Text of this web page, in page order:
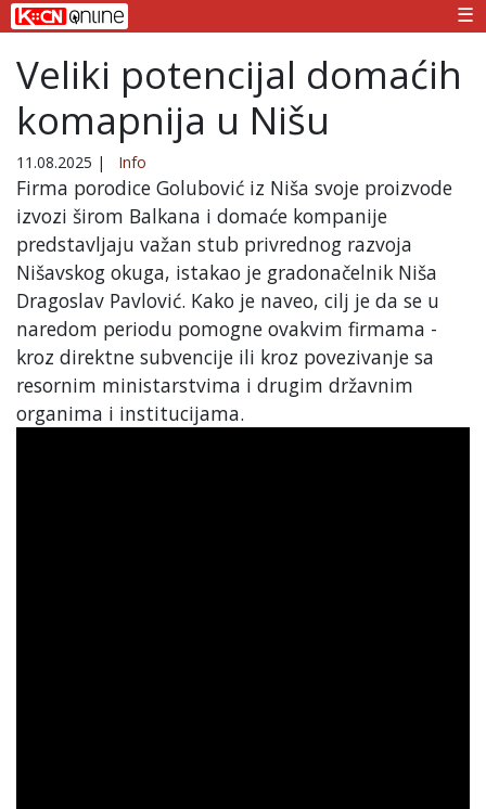
☰
Veliki potencijal domaćih
komapnija u Nišu
11.08.2025 | Info
Firma porodice Golubović iz Niša svoje proizvode
izvozi širom Balkana i domaće kompanije
predstavljaju važan stub privrednog razvoja
Nišavskog okuga, istakao je gradonačelnik Niša
Dragoslav Pavlović. Kako je naveo, cilj je da se u
naredom periodu pomogne ovakvim firmama -
kroz direktne subvencije ili kroz povezivanje sa
resornim ministarstvima i drugim državnim
organima i institucijama.